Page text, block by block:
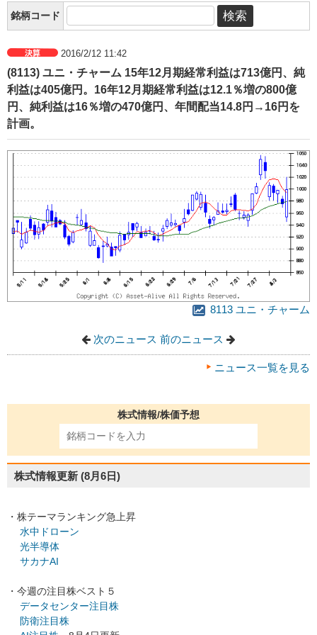
銘柄コード
2016/2/12 11:42
(8113) ユニ・チャーム 15年12月期経常利益は713億円、純
利益は405億円。16年12月期経常利益は12.1％増の800億
円、純利益は16％増の470億円、年間配当14.8円→16円を
計画。
8113 ユニ・チャーム
次のニュース 前のニュース
ニュース一覧を見る
株式情報/株価予想
株式情報更新 (8月6日)
・株テーマランキング急上昇
水中ドローン
光半導体
サカナAI
・今週の注目株ベスト５
データセンター注目株
防衛注目株